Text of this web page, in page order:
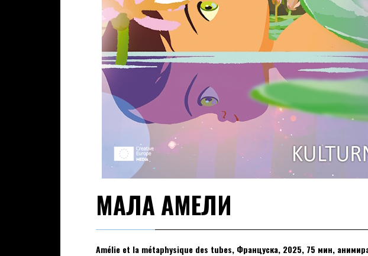
МАЛА АМЕЛИ
Amélie et la métaphysique des tubes, Француска, 2025, 75 мин,